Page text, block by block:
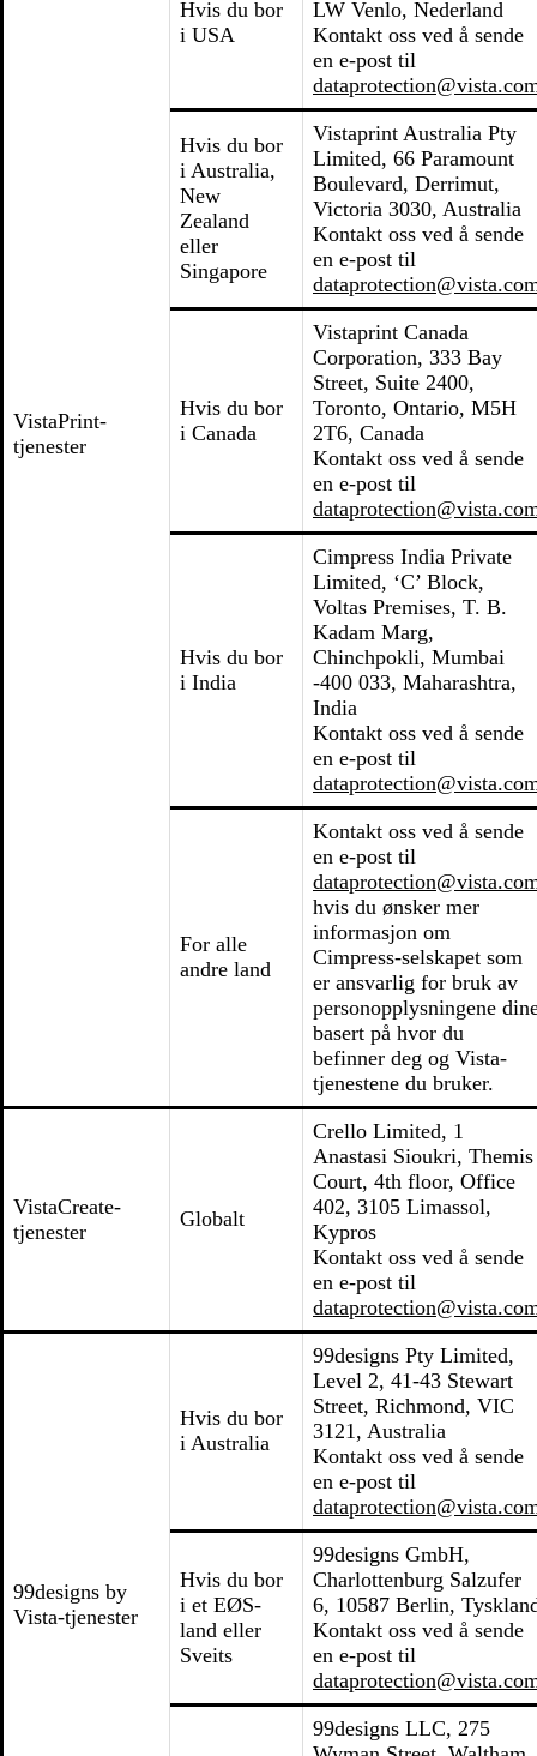
VistaPrint-
tjenester
Hvis du bor
i USA
LW Venlo, Nederland
Kontakt oss ved å sende
en e-post til
Hvis du bor
i Australia,
New
Zealand
eller
Singapore
Vistaprint Australia Pty
Limited, 66 Paramount
Boulevard, Derrimut,
Victoria 3030, Australia
Kontakt oss ved å sende
en e-post til
Hvis du bor
i Canada
Vistaprint Canada
Corporation, 333 Bay
Street, Suite 2400,
Toronto, Ontario, M5H
2T6, Canada
Kontakt oss ved å sende
en e-post til
Hvis du bor
i India
Cimpress India Private
Limited, ‘C’ Block,
Voltas Premises, T. B.
Kadam Marg,
Chinchpokli, Mumbai
-400 033, Maharashtra,
India
Kontakt oss ved å sende
en e-post til
For alle
andre land
Kontakt oss ved å sende
en e-post til
hvis du ønsker mer
informasjon om
Cimpress-selskapet som
er ansvarlig for bruk av
personopplysningene
basert på hvor du
befinner deg og Vista-
tjenestene du bruker.
VistaCreate-
tjenester
Globalt
Crello Limited, 1
Anastasi Sioukri, Themis
Court, 4th floor, Office
402, 3105 Limassol,
Kypros
Kontakt oss ved å sende
en e-post til
99designs by
Vista-tjenester
Hvis du bor
i Australia
99designs Pty Limited,
Level 2, 41-43 Stewart
Street, Richmond, VIC
3121, Australia
Kontakt oss ved å sende
en e-post til
Hvis du bor
i et EØS-
land eller
Sveits
99designs GmbH,
Charlottenburg Salzufer
6, 10587 Berlin,
Kontakt oss ved å sende
en e-post til
99designs LLC, 275